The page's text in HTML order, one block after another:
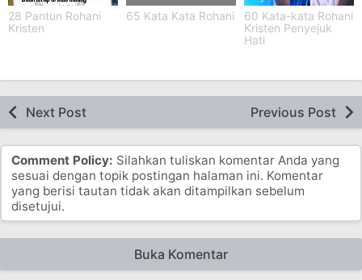
28 Pantun Rohani
Kristen
65 Kata Kata Rohani
60 Kata-kata Rohani
Kristen Penyejuk
Hati
Next Post Previous Post
Comment Policy: Silahkan tuliskan komentar Anda yang
sesuai dengan topik postingan halaman ini. Komentar
yang berisi tautan tidak akan ditampilkan sebelum
disetujui.
Buka Komentar